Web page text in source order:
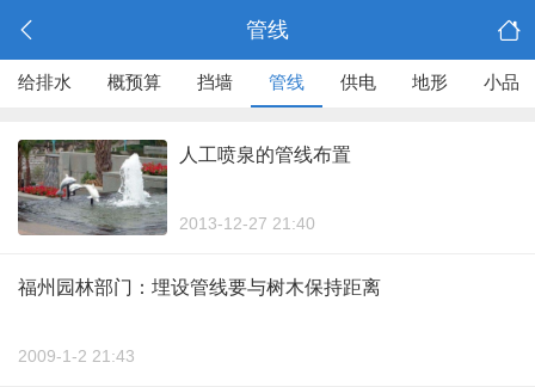
管线
给排水 概预算 挡墙 管线 供电 地形 小品
人工喷泉的管线布置
2013-12-27 21:40
福州园林部门：埋设管线要与树木保持距离
2009-1-2 21:43